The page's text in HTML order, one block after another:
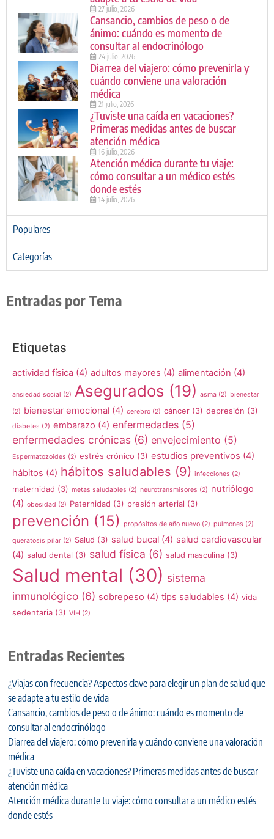
27 julio, 2026
Cansancio, cambios de peso o de
ánimo: cuándo es momento de
consultar al endocrinólogo
24 julio, 2026
Diarrea del viajero: cómo prevenirla y
cuándo conviene una valoración
médica
21 julio, 2026
¿Tuviste una caída en vacaciones?
Primeras medidas antes de buscar
atención médica
16 julio, 2026
Atención médica durante tu viaje:
cómo consultar a un médico estés
donde estés
14 julio, 2026
Populares
Categorías
Entradas por Tema
Etiquetas
actividad física (4) adultos mayores (4) alimentación (4)
ansiedad social (2) Asegurados (19) asma (2) bienestar
(2) bienestar emocional (4) cerebro (2) cáncer (3) depresión (3)
diabetes (2) embarazo (4) enfermedades (5)
enfermedades crónicas (6) envejecimiento (5)
Espermatozoides (2) estrés crónico (3) estudios preventivos (4)
hábitos (4) hábitos saludables (9) infecciones (2)
maternidad (3) metas saludables (2) neurotransmisores (2) nutriólogo
(4) obesidad (2) Paternidad (3) presión arterial (3)
prevención (15) propósitos de año nuevo (2) pulmones (2)
queratosis pilar (2) Salud (3) salud bucal (4) salud cardiovascular
(4) salud dental (3) salud física (6) salud masculina (3)
Salud mental (30) sistema
inmunológico (6) sobrepeso (4) tips saludables (4) vida
sedentaria (3) VIH (2)
Entradas Recientes
¿Viajas con frecuencia? Aspectos clave para elegir un plan de salud que
se adapte a tu estilo de vida
Cansancio, cambios de peso o de ánimo: cuándo es momento de
consultar al endocrinólogo
Diarrea del viajero: cómo prevenirla y cuándo conviene una valoración
médica
¿Tuviste una caída en vacaciones? Primeras medidas antes de buscar
atención médica
Atención médica durante tu viaje: cómo consultar a un médico estés
donde estés